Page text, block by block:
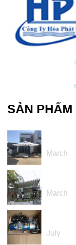
SẢN PHẨM
March
March
July